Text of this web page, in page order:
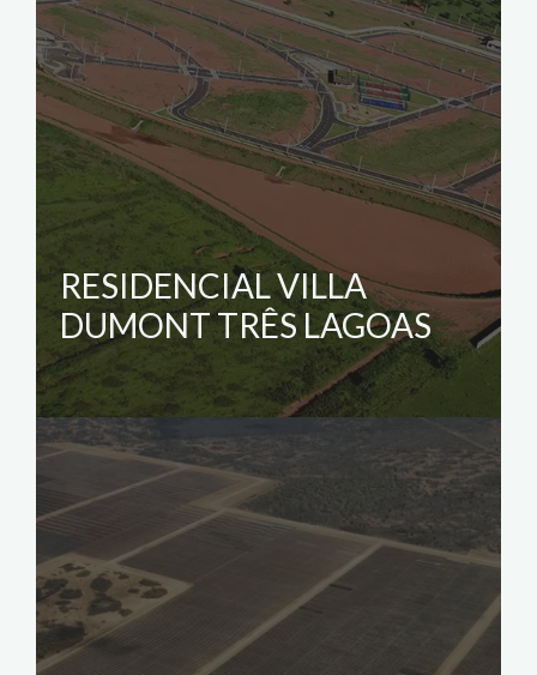
RESIDENCIAL VILLA
DUMONT TRÊS LAGOAS